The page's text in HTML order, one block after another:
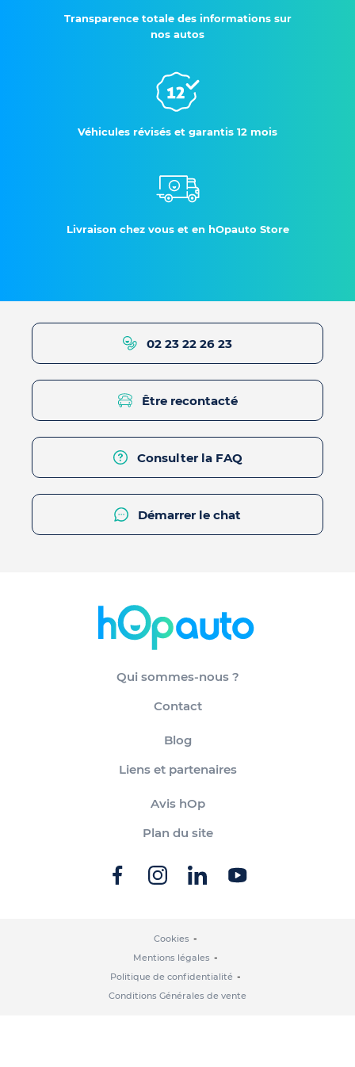
Transparence totale des informations sur
nos autos
Véhicules révisés et garantis 12 mois
Livraison chez vous et en hOpauto Store
02 23 22 26 23
Être recontacté
Consulter la FAQ
Démarrer le chat
Qui sommes-nous ?
Contact
Blog
Liens et partenaires
Avis hOp
Plan du site
Cookies
Mentions légales
Politique de confidentialité
Conditions Générales de vente